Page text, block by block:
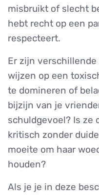
misbruikt of slecht
hebt recht op een
respecteert.
Er zijn
wijzen op een
te domineren of
bijzijn van je
schuldgevoel? Is ze
kritisch zonder
moeite om haar
houden?
Als je je in deze